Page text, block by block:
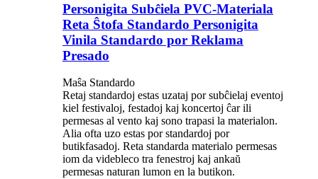
Personigita Subĉiela PVC-Materiala
Reta Ŝtofa Standardo Personigita
Vinila Standardo por Reklama
Presado
Maŝa Standardo
Retaj standardoj estas uzataj por subĉielaj eventoj
kiel festivaloj, festadoj kaj koncertoj ĉar ili
permesas al vento kaj sono trapasi la materialon.
Alia ofta uzo estas por standardoj por
butikfasadoj. Reta standarda materialo permesas
iom da videbleco tra fenestroj kaj ankaŭ
permesas naturan lumon en la butikon.